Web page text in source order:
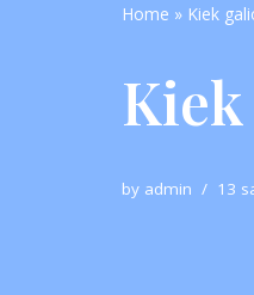
Home » Kiek
Kiek
by admin 13